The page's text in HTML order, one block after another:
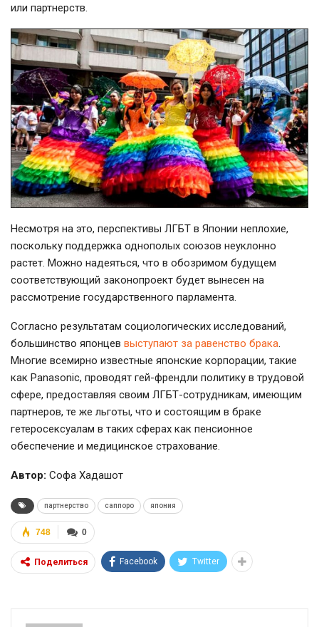
или партнерств.
Несмотря на это, перспективы ЛГБТ в Японии неплохие,
поскольку поддержка однополых союзов неуклонно
растет. Можно надеяться, что в обозримом будущем
соответствующий законопроект будет вынесен на
рассмотрение государственного парламента.
Согласно результатам социологических исследований,
большинство японцев выступают за равенство брака
Многие всемирно известные японские корпорации, такие
как Panasonic, проводят гей-френдли политику в трудовой
сфере, предоставляя своим ЛГБТ-сотрудникам, имеющим
партнеров, те же льготы, что и состоящим в браке
гетеросексуалам в таких сферах как пенсионное
обеспечение и медицинское страхование.
Автор: Софа Хадашот
партнерство саппоро япония
0
748
Поделиться Facebook Twitter